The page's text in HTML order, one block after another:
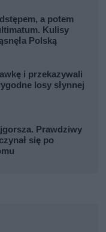
a potem
Kulisy
Polską
i przekazywali
losy słynnej
Prawdziwy
się po